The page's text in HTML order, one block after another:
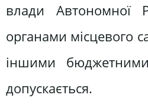
влади Автономної
органами місцевого
іншими
допускається.